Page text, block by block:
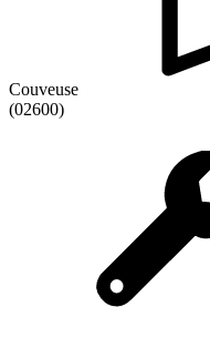
Couveuse
(02600)